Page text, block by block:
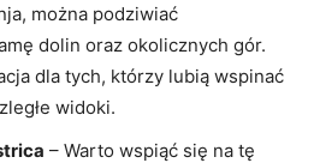
można podziwiać
dolin oraz okolicznych gór.
dla tych, którzy lubią wspinać
widoki.
– Warto wspiąć się na tę